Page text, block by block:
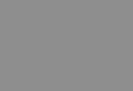
в каждой